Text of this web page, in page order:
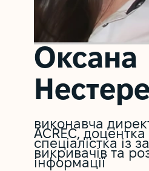
Оксана
виконавча
ACREC,
спеціалістка із
викривачів та
інформації